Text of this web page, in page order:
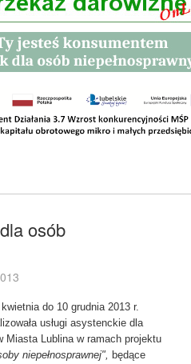
osób
do 10 grudnia 2013 r.
usługi asystenckie dla
Miasta Lublina w ramach projektu
niepełnosprawnej", będące